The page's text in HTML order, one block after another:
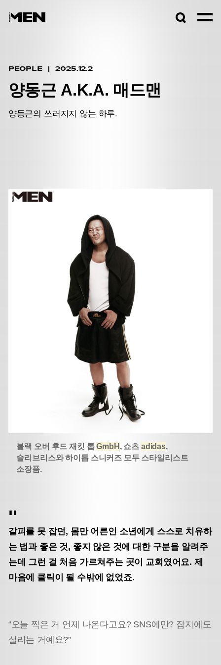
PEOPLE 2025.12.2
양동근 A.K.A. 매드맨
양동근의 쓰러지지 않는 하루.
블랙 오버 후드 재킷 톱GmbH , 쇼츠 adidas,
슬리브리스와 하이톱 스니커즈 모두 스타일리스트
소장품.
갈피를 못 잡던, 몸만 어른인 소년에게 스스로 치유하
는 법과 좋은 것, 좋지 않은 것에 대한 구분을 알려주
는데 그런 걸 처음 가르쳐주는 곳이 교회였어요. 제
마음에 클릭이 될 수밖에 없었죠.
“오늘 찍은 거 언제 나온다고요? SNS에만? 잡지에도
실리는 거예요?”